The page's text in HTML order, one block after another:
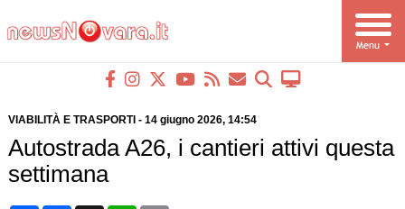
VIABILITÀ E TRASPORTI - 14 giugno 2026, 14:54
Autostrada A26, i cantieri attivi questa
settimana